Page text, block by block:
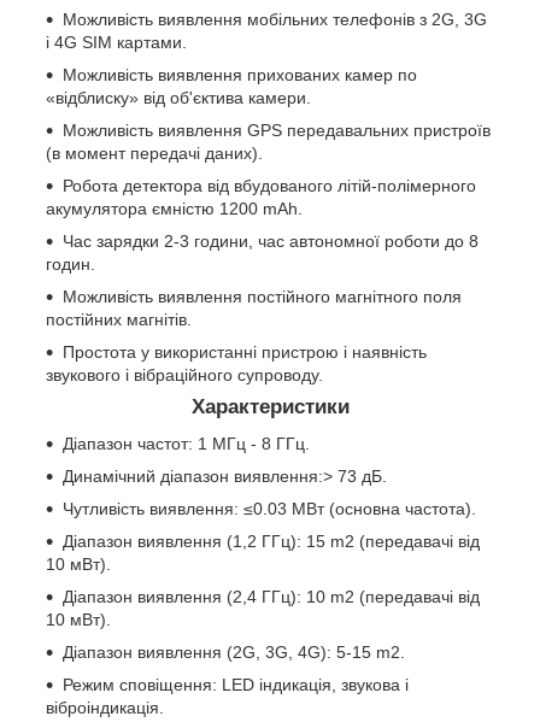
Можливість виявлення мобільних телефонів з 2G, 3G
і 4G SIM картами.
Можливість виявлення прихованих камер по
«відблиску» від об'єктива камери.
Можливість виявлення GPS передавальних пристроїв
(в момент передачі даних).
Робота детектора від вбудованого літій-полімерного
акумулятора ємністю 1200 mAh.
Час зарядки 2-3 години, час автономної роботи до 8
годин.
Можливість виявлення постійного магнітного поля
постійних магнітів.
Простота у використанні пристрою і наявність
звукового і вібраційного супроводу.
Характеристики
Діапазон частот: 1 МГц - 8 ГГц.
Динамічний діапазон виявлення:> 73 дБ.
Чутливість виявлення: ≤0.03 МВт (основна частота).
Діапазон виявлення (1,2 ГГц): 15 m2 (передавачі від
10 мВт).
Діапазон виявлення (2,4 ГГц): 10 m2 (передавачі від
10 мВт).
Діапазон виявлення (2G, 3G, 4G): 5-15 m2.
Режим сповіщення: LED індикація, звукова і
віброіндикація.